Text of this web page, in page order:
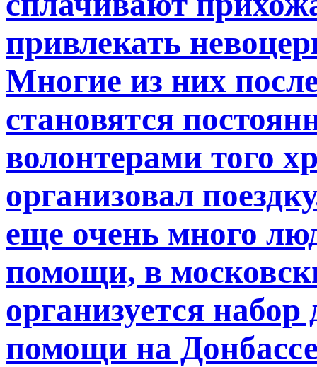
привлекать
Многие из них
становятся
волонтерами того
организовал
еще очень много
помощи, в
организуется
помощи на